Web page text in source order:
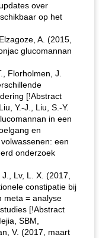
over
op het
A. (2015,
glucomannan
Florholmen, J.
[!Abstract
Y.-J., Liu, S.-Y.
in een
en
een
onderzoek
Lv, L. X. (2017,
constipatie bij
meta = analyse
[!Abstract
SBM,
V. (2017, maart